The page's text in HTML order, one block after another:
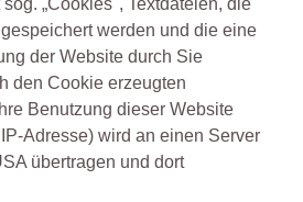
„Cookies", Textdateien, die
werden und die eine
der Website durch Sie
den Cookie erzeugten
Benutzung dieser Website
Adresse) wird an einen Server
übertragen und dort